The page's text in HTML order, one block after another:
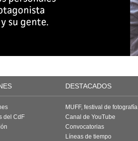
DESTACADOS
del CdF
MUFF, festival de fotografía
Canal de YouTube
Convocatorias
Líneas de tiempo